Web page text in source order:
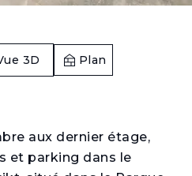
3D Plan
aux dernier étage,
et parking dans le